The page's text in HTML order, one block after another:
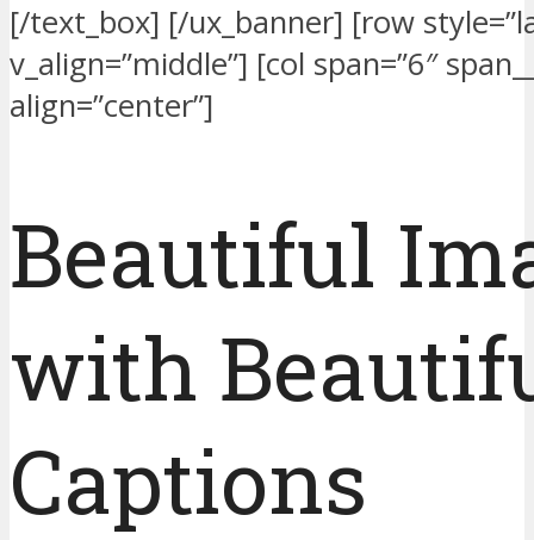
[/text_box] [/ux_banner] [row
v_align=”middle”] [col span=”6″
align=”center”]
Beautiful
with
Captions